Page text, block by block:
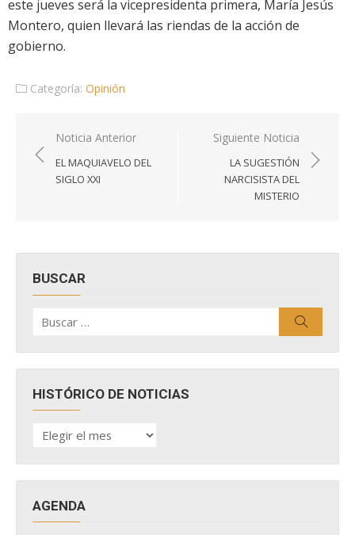
este jueves será la vicepresidenta primera, María Jesús
Montero, quien llevará las riendas de la acción de
gobierno.
Categoría: Opinión
Navegación
de
entradas
Noticia Anterior
EL MAQUIAVELO DEL
SIGLO XXI
Siguiente Noticia
LA SUGESTIÓN
NARCISISTA DEL
MISTERIO
BUSCAR
por:
HISTÓRICO DE NOTICIAS
HISTÓRICO
DE
AGENDA